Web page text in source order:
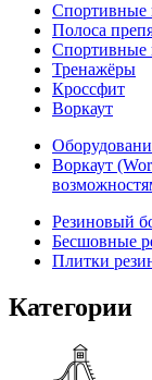
Спортивные
Полоса
Спортивные
Тренажёры
Кроссфит
Воркаут
Воркаут
Резиновый
Бесшовные
Плитки
Категории